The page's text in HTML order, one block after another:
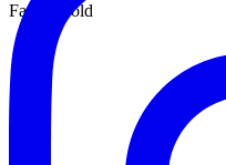
Farbe: Gold